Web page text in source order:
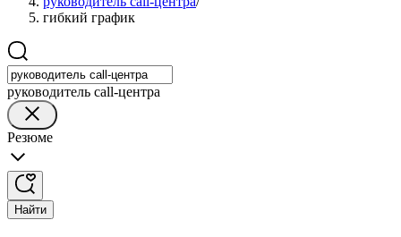
гибкий график
руководитель call-центра
Резюме
Найти